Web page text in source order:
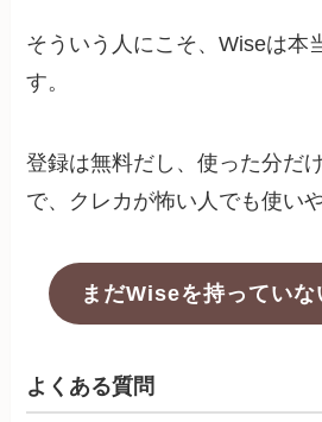
そういう人にこそ、Wiseは本
す。
登録は無料だし、使った分だ
で、クレカが怖い人でも使い
まだWiseを持っていな
よくある質問